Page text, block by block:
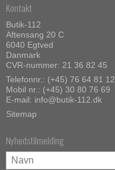
Kontakt
Butik-112
Aftensang 20 C
6040 Egtved
Danmark
CVR-nummer: 21 36 82 45
Telefonnr.: (+45) 76 64 81 12
Mobil nr.: (+45) 30 80 76 69
E-mail: info@butik-112.dk
Sitemap
Nyhedstilmelding